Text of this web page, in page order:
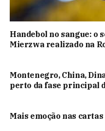
Handebol no sangue: o
Mierzwa realizado na
Montenegro, China,
perto da fase principal
Mais emoção nas